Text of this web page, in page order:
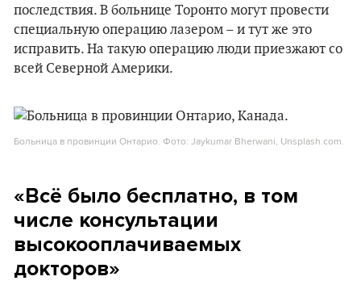
последствия. В больнице Торонто могут провести
специальную операцию лазером – и тут же это
исправить. На такую операцию люди приезжают со
всей Северной Америки.
Больница в провинции Онтарио. Фото: Jaykumar Bherwani, Unsplash.com.
«Всё было бесплатно, в том
числе консультации
высокооплачиваемых
докторов»